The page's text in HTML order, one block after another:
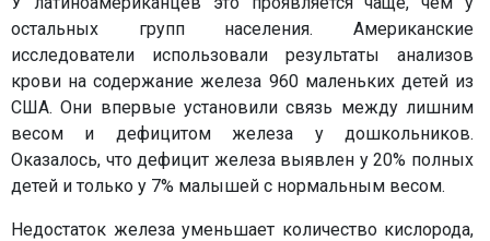
остальных групп населения. Американские
исследователи использовали результаты анализов
крови на содержание железа 960 маленьких детей из
США. Они впервые установили связь между лишним
весом и дефицитом железа у дошкольников.
Оказалось, что дефицит железа выявлен у 20% полных
детей и только у 7% малышей с нормальным весом.
Недостаток железа уменьшает количество кислорода,